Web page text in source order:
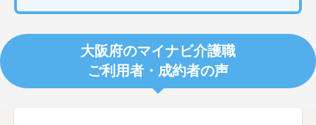
大阪府のマイナビ介護職
ご利用者・成約者の声